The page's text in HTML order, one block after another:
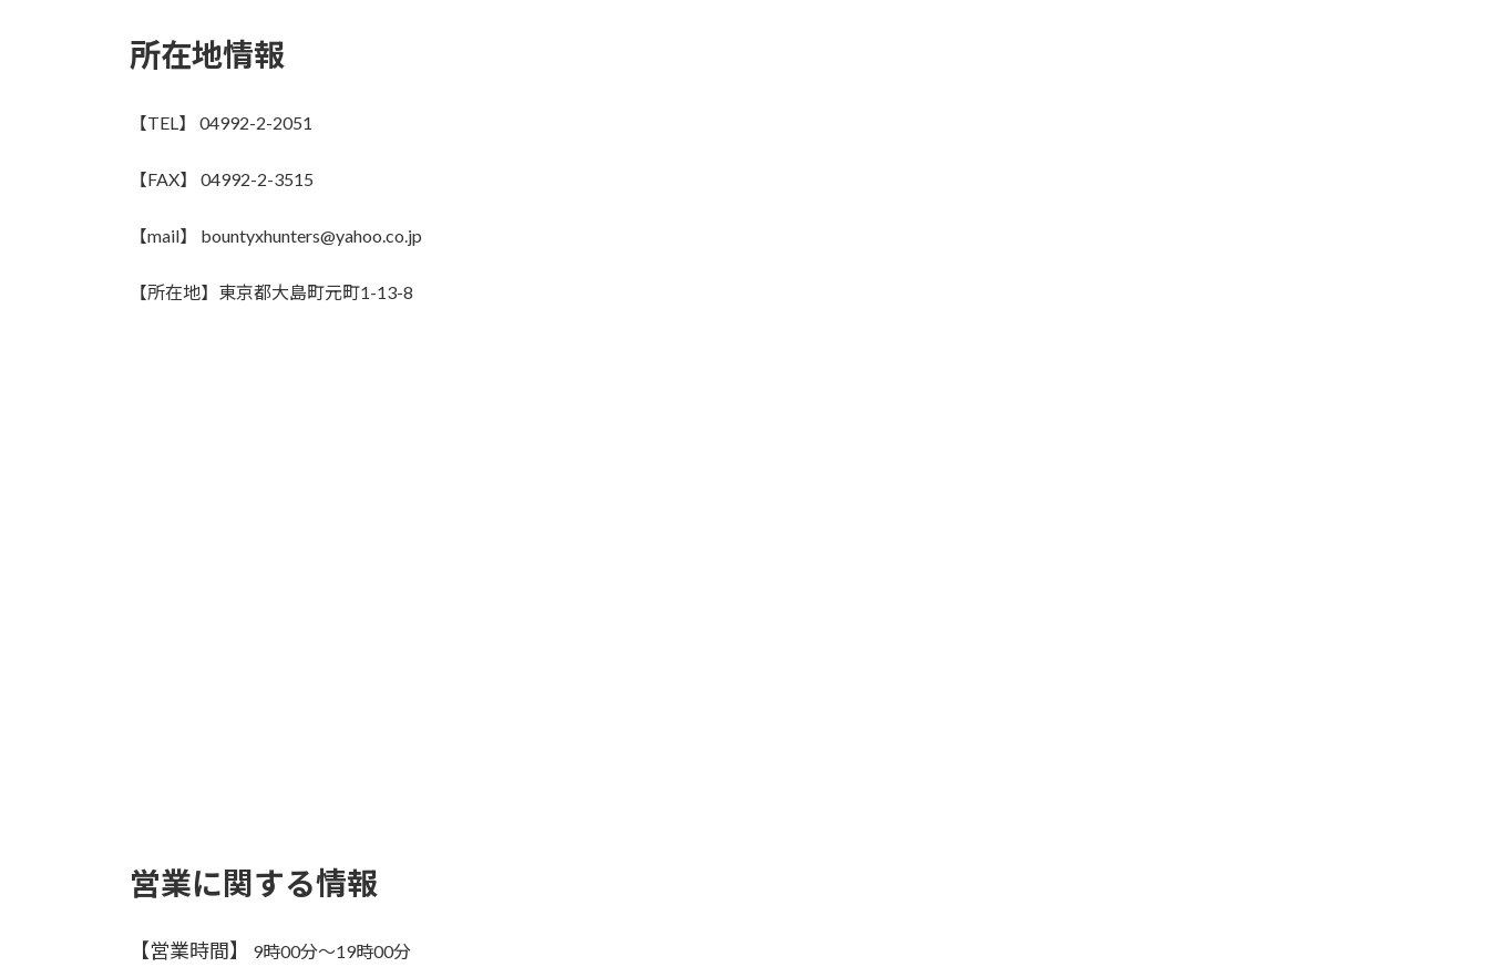
所在地情報
【TEL】 04992-2-2051
【FAX】 04992-2-3515
【mail】 bountyxhunters@yahoo.co.jp
【所在地】東京都大島町元町1-13-8
営業に関する情報
【営業時間】 9時00分～19時00分